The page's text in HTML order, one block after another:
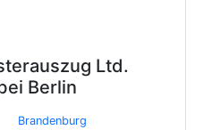
Ltd.
Berlin
Brandenburg